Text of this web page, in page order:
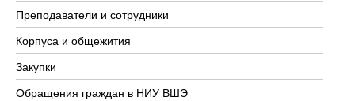
Преподаватели и сотрудники
Корпуса и общежития
Закупки
Обращения граждан в НИУ ВШЭ